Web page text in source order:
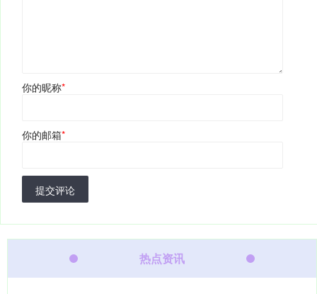
你的昵称*
你的邮箱*
提交评论
热点资讯